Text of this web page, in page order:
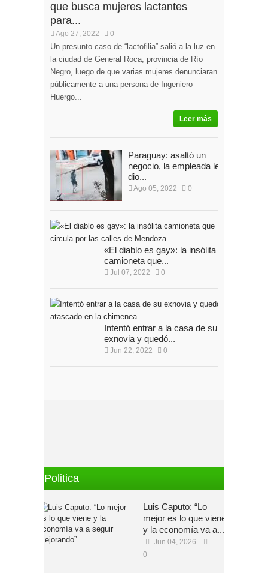
que busca mujeres lactantes
para...
Ago 27, 2022 0
Un presunto caso de “lactofilia” salió a la luz en
la ciudad de General Roca, provincia de Río
Negro, luego de que varias mujeres denunciaran
públicamente a una persona de Ingeniero
Huergo...
Leer más
Paraguay: asaltó un
negocio, la empleada le
dio...
Ago 05, 2022 0
«El diablo es gay»: la insólita
camioneta que...
Jul 07, 2022 0
Intentó entrar a la casa de su
exnovia y quedó...
Jun 22, 2022 0
Politica
Luis Caputo: “Lo
mejor es lo que viene
y la economía va a...
Jun 04, 2026
0